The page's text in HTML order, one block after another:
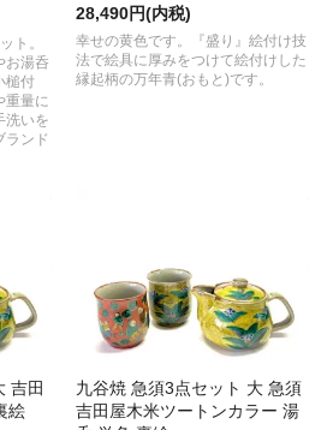
ト。
お湯呑
槌付
重量に
洗いを
ランド
28,490円(内税)
幸せの黄色です。『盛り』絵付け技
法で絵具に厚みをつけて絵付けした
縁起柄の万年青(おもと)です。
吉田
絵
九谷焼 急須3点セット 大 急須
吉田屋木米ツートンカラー 湯